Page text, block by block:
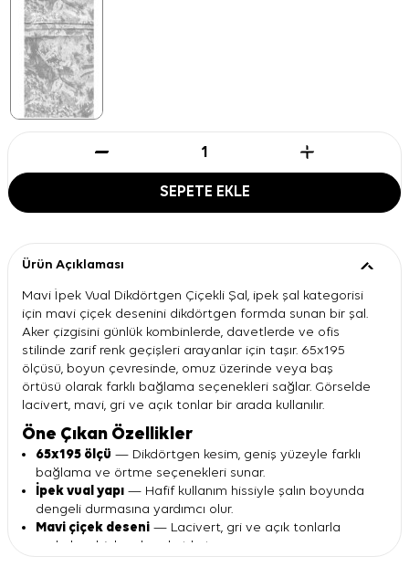
SEPETE EKLE
Ürün Açıklaması
Mavi İpek Vual Dikdörtgen Çiçekli Şal, ipek şal kategorisi
için mavi çiçek desenini dikdörtgen formda sunan bir şal.
Aker çizgisini günlük kombinlerde, davetlerde ve ofis
stilinde zarif renk geçişleri arayanlar için taşır. 65x195
ölçüsü, boyun çevresinde, omuz üzerinde veya baş
örtüsü olarak farklı bağlama seçenekleri sağlar. Görselde
lacivert, mavi, gri ve açık tonlar bir arada kullanılır.
Öne Çıkan Özellikler
65x195 ölçü — Dikdörtgen kesim, geniş yüzeyle farklı
bağlama ve örtme seçenekleri sunar.
İpek vual yapı — Hafif kullanım hissiyle şalın boyunda
dengeli durmasına yardımcı olur.
Mavi çiçek deseni — Lacivert, gri ve açık tonlarla
sade kombinlere hareket katar.